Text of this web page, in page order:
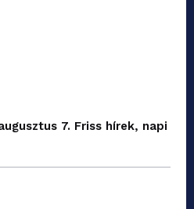
7. Friss hírek, napi